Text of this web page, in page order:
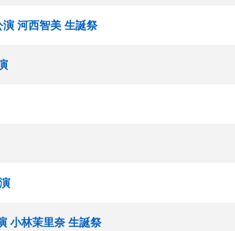
河西智美 生誕祭
小林茉里奈 生誕祭